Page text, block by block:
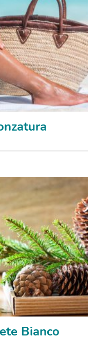
Bianco